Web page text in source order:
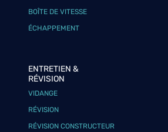
BOÎTE DE VITESSE
ÉCHAPPEMENT
ENTRETIEN &
RÉVISION
VIDANGE
RÉVISION
RÉVISION CONSTRUCTEUR